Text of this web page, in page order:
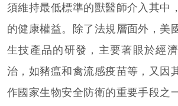
須維持最低標準的獸醫師介入其中
的健康權益。除了法規層面外，美
生技產品的研發，主要著眼於經
治，如豬瘟和禽流感疫苗等，又因
作國家生物安全防衛的重要手段之